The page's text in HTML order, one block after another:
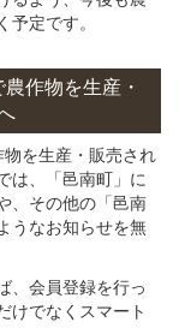
定です。
農作物を生産・
を生産・販売され
は、「邑南町」に
、その他の「邑南
うなお知らせを無
、会員登録を行っ
けでなくスマート